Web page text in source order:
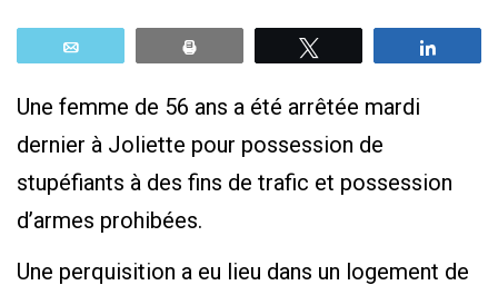
Une femme de 56 ans a été arrêtée mardi
dernier à Joliette pour possession de
stupéfiants à des fins de trafic et possession
d’armes prohibées.
Une perquisition a eu lieu dans un logement de